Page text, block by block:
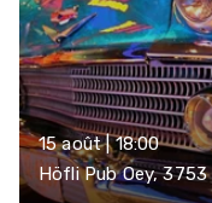
15 août | 18:00
Höfli Pub Oey, 3753